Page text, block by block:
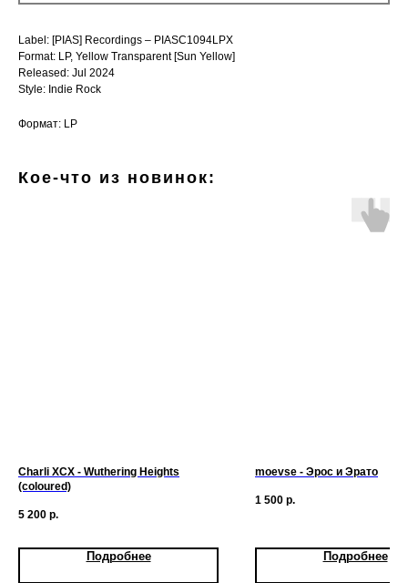
Label: [PIAS] Recordings – PIASC1094LPX
Format: LP, Yellow Transparent [Sun Yellow]
Released: Jul 2024
Style: Indie Rock
Формат: LP
Кое-что из новинок:
Charli XCX - Wuthering Heights
(coloured)
5 200 р.
Подробнее
moevse - Эрос и Эрато
1 500 р.
Подробнее